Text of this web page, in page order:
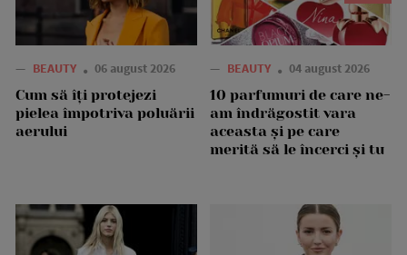
— BEAUTY 06 august 2026
Cum să îți protejezi
pielea împotriva poluării
aerului
— BEAUTY 04 august 2026
10 parfumuri de care ne-
am îndrăgostit vara
aceasta și pe care
merită să le încerci și tu